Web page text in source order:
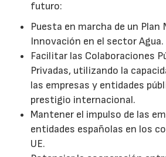
futuro:
Puesta en marcha de un Plan
Innovación en el sector Agua.
Facilitar las Colaboraciones
Privadas, utilizando la
las empresas y entidades
prestigio internacional.
Mantener el impulso de las
entidades españolas en los
UE.